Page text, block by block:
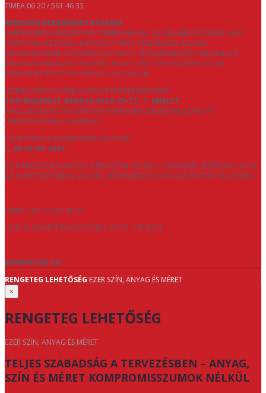
TIMEA 06 20 / 561 46 33
KERESSEN BENNÜNKET BÁTRAN!
AMENNYIBEN KÉRDÉSE VAN TERMÉKEINKKEL, EGYEDI MÉRETEZÉSSEL VAGY
KÁRPITVÁLASZTÁSSAL KAPCSOLATBAN, KÉSZSÉGGEL ÁLLUNK
RENDELKEZÉSÉRE. SZÍVESEN SEGÍTÜNK A TERVEZÉSBEN ÉS A MEGFELELŐ
MEGOLDÁS KIVÁLASZTÁSÁBAN, HOGY A BÚTOR VALÓBAN AZ ÖN
IGÉNYEIHEZ ÉS OTTHONÁHOZ IGAZODJON.
SZEMÉLYESEN IS VÁRJUK BEMUTATÓTERMÜNKBEN:
1047 BUDAPEST, BAROSS UTCA 75–77., 1. EMELET,
AHOL ELŐZETES EGYEZTETÉST KÖVETŐEN SZEMÉLYRE SZABOTT
TANÁCSADÁSSAL FOGADJUK.
TELEFONON IS ELÉRHETŐEK VAGYUNK:
📞 06 20 561 4633
NE HABOZZON KAPCSOLATBA LÉPNI VELÜNK – ÖRÖMMEL SEGÍTÜNK, HOGY
AZ ELKÉPZELÉSEKBŐL VALÓDI, KÉNYELMES ÉS IDŐTÁLLÓ BÚTOR SZÜLESSEN.
TÍMEA +36 20 561 46 33
1047 BUDAPEST BAROSS UTCA 75-77. 1 EMELET
KANAPETAR.HU
RENGETEG LEHETŐSÉG EZER SZÍN, ANYAG ÉS MÉRET
×
RENGETEG LEHETŐSÉG
EZER SZÍN, ANYAG ÉS MÉRET
TELJES SZABADSÁG A TERVEZÉSBEN – ANYAG,
SZÍN ÉS MÉRET KOMPROMISSZUMOK NÉLKÜL